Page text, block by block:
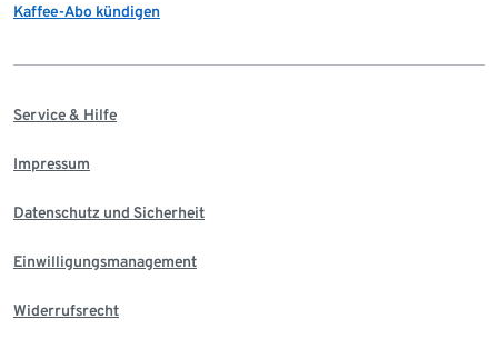
Kaffee-Abo kündigen
Service & Hilfe
Impressum
Datenschutz und Sicherheit
Einwilligungsmanagement
Widerrufsrecht